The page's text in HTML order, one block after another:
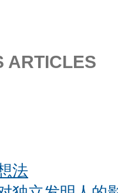
ARTICLES
法